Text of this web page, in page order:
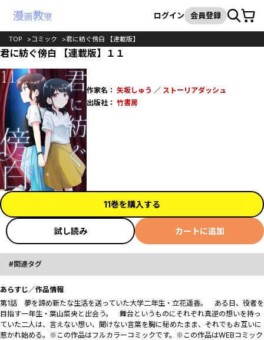
検索
ログイン 会員登録カート
TOP コミック 君に紡ぐ傍白 【連載版】
君に紡ぐ傍白 【連載版】１１
作家名： 矢坂しゅう ／ ストーリアダッシュ
出版社： 竹書房
11巻を購入する
試し読み カートに追加
関連タグ
あらすじ／作品情報
第1話 夢を諦め新たな生活を送っていた大学二年生・立花遥香。 ある日、役者を
目指す一年生・葉山菜央と出会う。 舞台というものにそれぞれ真逆の想いを持っ
ていた二人は、言えない想い、聞けない言葉を胸に秘めたまま、それでもお互いに
惹かれ始める――。※この作品はフルカラーコミックです。※この作品はWEBコミック